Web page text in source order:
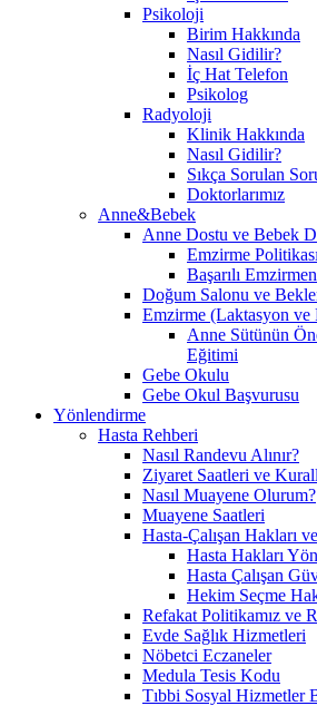
Psikoloji
Birim Hakkında
Nasıl Gidilir?
İç Hat Telefon
Psikolog
Radyoloji
Klinik Hakkında
Nasıl Gidilir?
Sıkça Sorulan
Doktorlarımız
Anne&Bebek
Anne Dostu ve Bebek
Emzirme Politikası
Başarılı
Doğum Salonu ve
Emzirme (Laktasyon
Anne Sütünün
Eğitimi
Gebe Okulu
Gebe Okul Başvurusu
Yönlendirme
Hasta Rehberi
Nasıl Randevu Alınır?
Ziyaret Saatleri ve
Nasıl Muayene Olurum?
Muayene Saatleri
Hasta-Çalışan Hakları
Hasta Hakları
Hasta Çalışan
Hekim Seçme
Refakat Politikamız ve
Evde Sağlık Hizmetleri
Nöbetci Eczaneler
Medula Tesis Kodu
Tıbbi Sosyal Hizmetler